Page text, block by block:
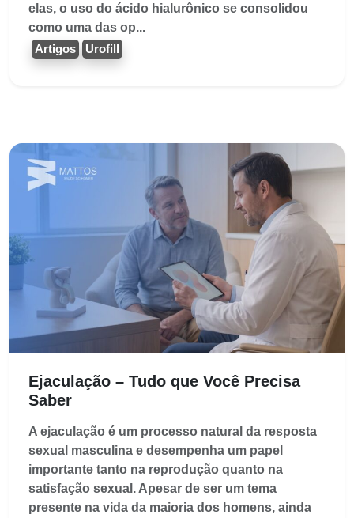
elas, o uso do ácido hialurônico se consolidou
como uma das op...
Artigos Urofill
Ejaculação – Tudo que Você Precisa
Saber
A ejaculação é um processo natural da resposta
sexual masculina e desempenha um papel
importante tanto na reprodução quanto na
satisfação sexual. Apesar de ser um tema
presente na vida da maioria dos homens, ainda